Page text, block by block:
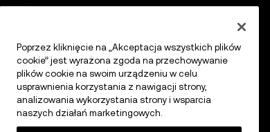
Poprzez kliknięcie na „Akceptacja wszystkich plików
cookie” jest wyrażona zgoda na przechowywanie
plików cookie na swoim urządzeniu w celu
usprawnienia korzystania z nawigacji strony,
analizowania wykorzystania strony i wsparcia
naszych działań marketingowych.